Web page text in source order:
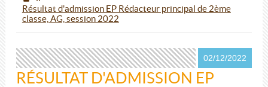
Résultat d'admission EP Rédacteur principal de 2ème
classe, AG, session 2022
02/12/2022
RÉSULTAT D'ADMISSION EP